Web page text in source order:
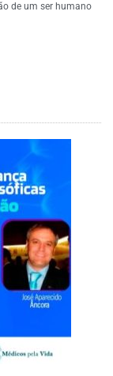
de um ser humano